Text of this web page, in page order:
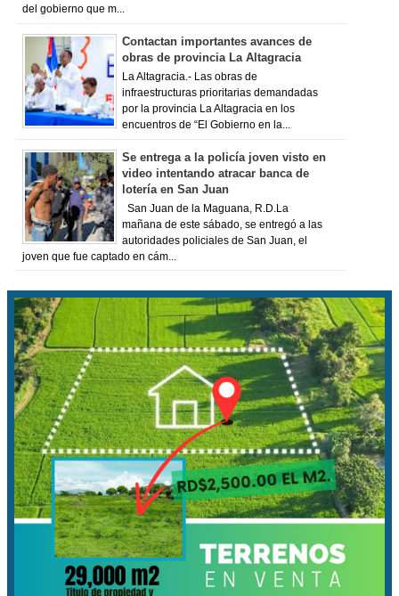
del gobierno que m...
Contactan importantes avances de
obras de provincia La Altagracia
La Altagracia.- Las obras de
infraestructuras prioritarias demandadas
por la provincia La Altagracia en los
encuentros de “El Gobierno en la...
Se entrega a la policía joven visto en
video intentando atracar banca de
lotería en San Juan
San Juan de la Maguana, R.D.La
mañana de este sábado, se entregó a las
autoridades policiales de San Juan, el
joven que fue captado en cám...